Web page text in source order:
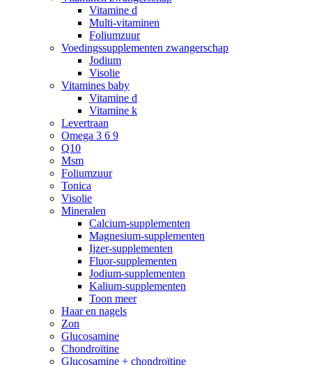
Vitamine d
Multi-vitaminen
Foliumzuur
Voedingssupplementen zwangerschap
Jodium
Visolie
Vitamines baby
Vitamine d
Vitamine k
Levertraan
Omega 3 6 9
Q10
Msm
Foliumzuur
Tonica
Visolie
Mineralen
Calcium-supplementen
Magnesium-supplementen
Ijzer-supplementen
Fluor-supplementen
Jodium-supplementen
Kalium-supplementen
Toon meer
Haar en nagels
Zon
Glucosamine
Chondroïtine
Glucosamine + chondroïtine